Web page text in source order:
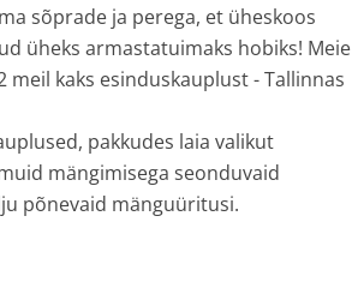
sõprade ja perega, et üheskoos
üheks armastatuimaks hobiks! Meie
meil kaks esinduskauplust - Tallinnas
pakkudes laia valikut
mängimisega seonduvaid
põnevaid mänguüritusi.